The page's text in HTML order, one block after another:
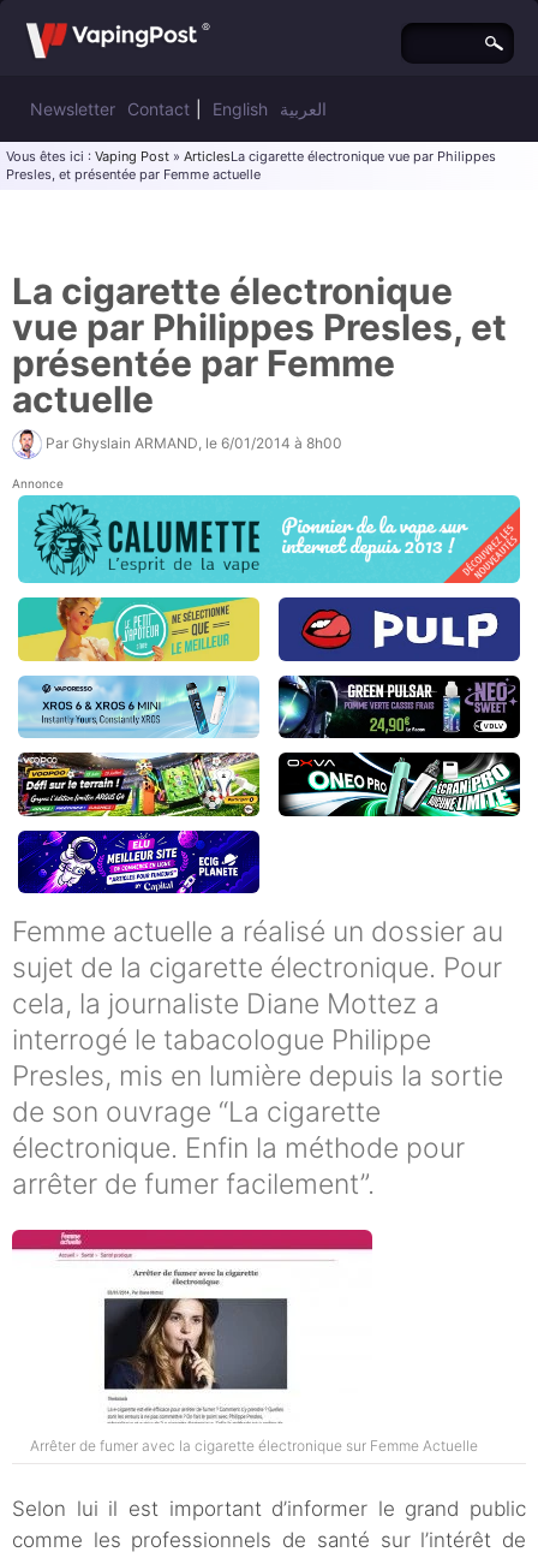
Newsletter Contact English العربية
Vous êtes ici : Vaping Post » ArticlesLa cigarette électronique vue par Philippes
Presles, et présentée par Femme actuelle
La cigarette électronique
vue par Philippes Presles, et
présentée par Femme
actuelle
Par Ghyslain ARMAND , le 6/01/2014 à 8h00
Annonce
Femme actuelle a réalisé un dossier au
sujet de la cigarette électronique. Pour
cela, la journaliste Diane Mottez a
interrogé le tabacologue Philippe
Presles, mis en lumière depuis la sortie
de son ouvrage “La cigarette
électronique. Enfin la méthode pour
arrêter de fumer facilement”.
Arrêter de fumer avec la cigarette électronique sur Femme Actuelle
Selon lui il est important d’informer le grand public
comme les professionnels de santé sur l’intérêt de